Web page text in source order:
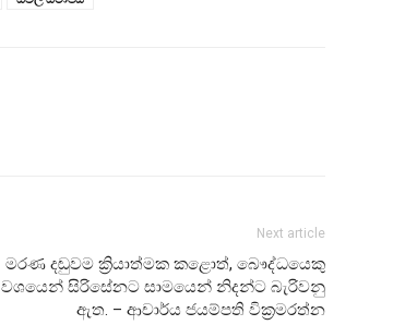
Next article
මරණ දඬුවම ක්‍රියාත්මක කළොත්, බෞද්ධයෙකු
වශයෙන් සිරිසේනට සාමයෙන් නිදන්ට බැරිවනු
ඇත. – ආචාර්ය ජයම්පති වික්‍රමරත්න